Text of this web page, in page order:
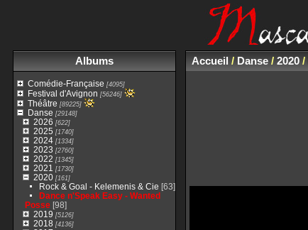
Albums
Comédie-Française [4095]
Festival d'Avignon [56246]
Théâtre [89225]
Danse [29148]
2026 [622]
2025 [1740]
2024[1334]
2023 [2760]
2022 [1345]
2021 [1730]
2020[161]
Rock & Goal - Kelemenis & Cie [63]
Dance n'Speak Easy - Wanted
Posse[98]
2019 [5126]
2018 [4136]
Accueil/ Danse/ 2020/